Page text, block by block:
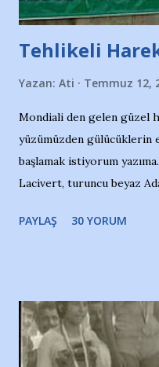
Tehlikeli
Yazan: Ati Temmuz 12,
Mondiali den gelen güzel
yüzümüzden gülücüklerin
başlamak istiyorum
Lacivert, turuncu beyaz
irkildim.. "Bursasporlu
ve ürünlerini Bursa
protesto eylemiyle
adına açıklama yapan
PAYLAŞ 30 YORUM